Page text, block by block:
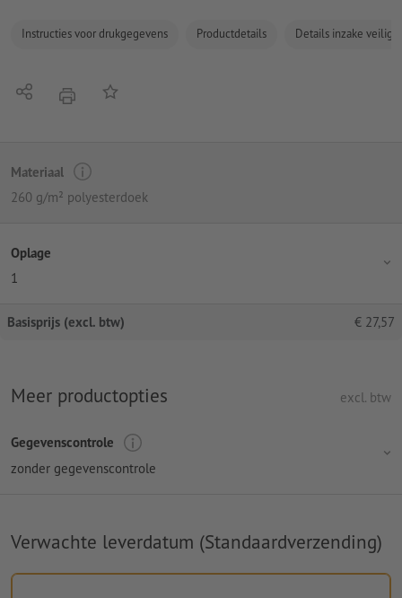
Instructies voor drukgegevens Productdetails Details inzake
Delen afdrukkenOp de lijst
Materiaal
260 g/m² polyesterdoek
Oplage
1
Basisprijs (excl. btw) € 27,57
Meer productopties excl. btw
Gegevenscontrole
zonder gegevenscontrole
Verwachte leverdatum (Standaardverzending)